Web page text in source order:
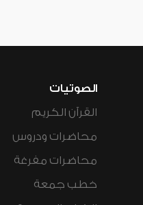
الصوتيات
القرآن الكريم
محاضرات ودروس
محاضرات مفرغة
خطب جمعة